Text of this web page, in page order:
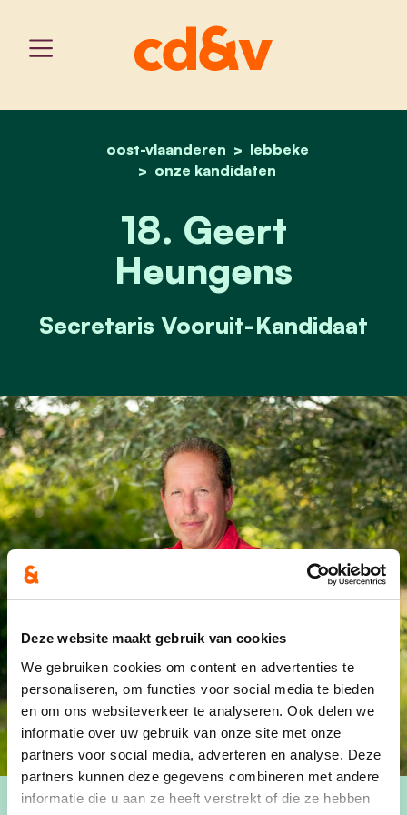
Deze website maakt gebruik van cookies
We gebruiken cookies om content en advertenties te
personaliseren, om functies voor social media te bieden
en om ons websiteverkeer te analyseren. Ook delen we
informatie over uw gebruik van onze site met onze
partners voor social media, adverteren en analyse. Deze
partners kunnen deze gegevens combineren met andere
informatie die u aan ze heeft verstrekt of die ze hebben
home
oost-vlaanderen
lebbeke
onze kandidaten
18. geert heungens
18. Geert
Heungens
Secretaris Vooruit-Kandidaat